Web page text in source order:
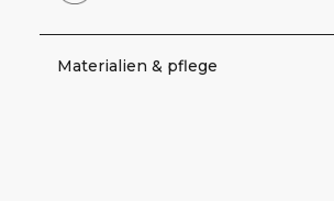
Materialien & pflege